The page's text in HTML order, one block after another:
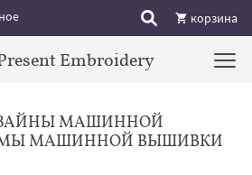
корзина
Embroidery
МАШИННОЙ
МАШИННОЙ ВЫШИВКИ